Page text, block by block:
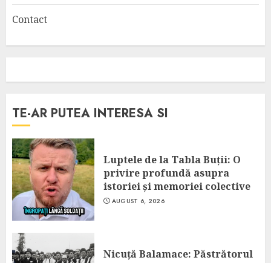
Contact
TE-AR PUTEA INTERESA SI
Luptele de la Tabla Buții: O
privire profundă asupra
istoriei și memoriei colective
AUGUST 6, 2026
Nicuță Balamace: Păstrătorul